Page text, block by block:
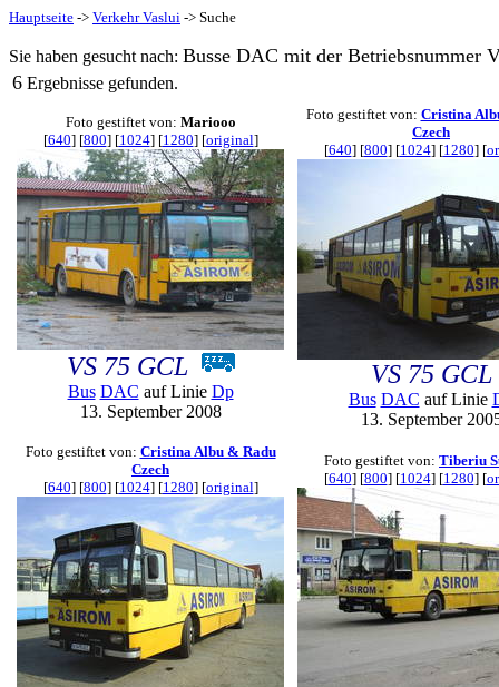
Hauptseite -> Verkehr Vaslui -> Suche
Sie haben gesucht nach: Busse DAC mit der Betriebsnummer
6 Ergebnisse gefunden.
Foto gestiftet von: Mariooo
[640] [800] [1024] [1280] [original]
VS 75 GCL
Bus DAC auf Linie Dp
13. September 2008
Foto gestiftet von: Cristina
Czech
[640] [800] [1024] [1280] [
VS 75 GCL
Bus DAC auf Linie
13. September
Foto gestiftet von: Cristina Albu & Radu
Czech
[640] [800] [1024] [1280] [original]
Foto gestiftet von: Tiberiu
[640] [800] [1024] [1280] [